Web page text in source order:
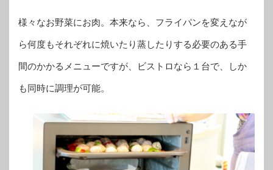
様々なお野菜にお肉。本来なら、フライパンを変えなが
ら何度もそれぞれに焼いたり蒸したりする必要のある手
間のかかるメニューですが、ビストロなら１台で、しか
も同時に調理が可能。